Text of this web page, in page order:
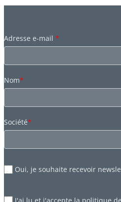
Adresse e-mail *
Nom*
Société*
Oui, je souhaite recevoir